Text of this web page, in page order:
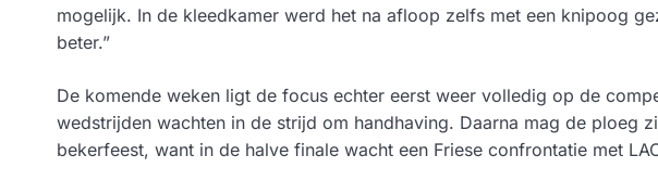
mogelijk. In de kleedkamer werd het na afloop zelfs met een knipoog
beter.”
De komende weken ligt de focus echter eerst weer volledig op de
wedstrijden wachten in de strijd om handhaving. Daarna mag de ploeg
bekerfeest, want in de halve finale wacht een Friese confrontatie met